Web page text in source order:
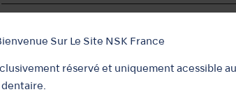
Sur Le Site NSK France
réservé et uniquement acessible
• ISO 25